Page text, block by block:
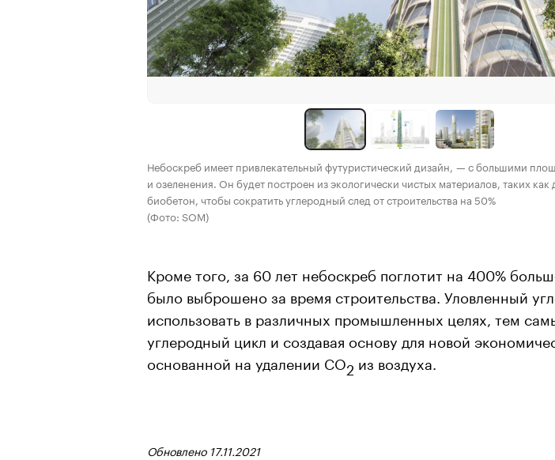
Небоскреб имеет привлекательный футуристический дизайн, — с большими
и озеленения. Он будет построен из экологически чистых материалов, таких как
биобетон, чтобы сократить углеродный след от строительства на 50%
(Фото: SOM)
Кроме того, за 60 лет небоскреб поглотит на 400%
было выброшено за время строительства. Уловленный
использовать в различных промышленных целях, тем
углеродный цикл и создавая основу для новой
основанной на удалении СО2 из воздуха.
Обновлено 17.11.2021